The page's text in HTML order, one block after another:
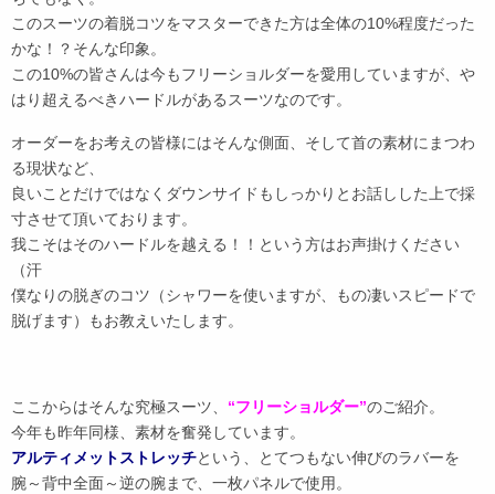
このスーツの着脱コツをマスターできた方は全体の10%程度だった
かな！？そんな印象。
この10%の皆さんは今もフリーショルダーを愛用していますが、や
はり超えるべきハードルがあるスーツなのです。
オーダーをお考えの皆様にはそんな側面、そして首の素材にまつわ
る現状など、
良いことだけではなくダウンサイドもしっかりとお話しした上で採
寸させて頂いております。
我こそはそのハードルを越える！！という方はお声掛けください
（汗
僕なりの脱ぎのコツ（シャワーを使いますが、もの凄いスピードで
脱げます）もお教えいたします。
ここからはそんな究極スーツ、 “フリーショルダー”のご紹介。
今年も昨年同様、素材を奮発しています。
アルティメットストレッチという、とてつもない伸びのラバーを
腕～背中全面～逆の腕まで、一枚パネルで使用。